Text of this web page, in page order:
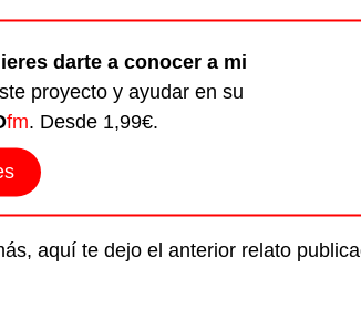
darte a conocer a mi
proyecto y ayudar en su
fm. Desde 1,99€.
aquí te dejo el anterior relato